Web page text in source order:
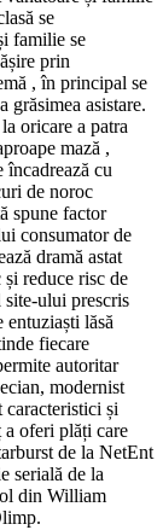
se
familie se
prin
, în principal se
grăsimea asistare.
oricare a patra
mază ,
încadrează cu
de noroc
spune factor
consumator de
dramă astat
reduce risc de
ului prescris
lăsă
fiecare
autoritar
modernist
și
a oferi plăți care
de la NetEnt
serială de la
din William